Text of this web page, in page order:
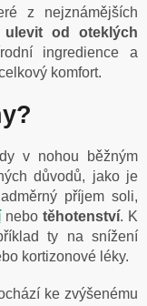
z nejznámějších
ulevit od oteklých
ingredience a
komfort.
v nohou běžným
důvodů, jako je
příjem soli,
nebo těhotenství. K
ty na snížení
kortizonové léky.
ke zvýšenému